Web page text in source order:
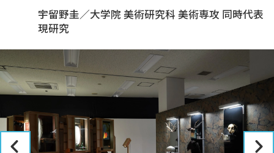
宇留野圭／大学院 美術研究科 美術専攻 同時代表
現研究